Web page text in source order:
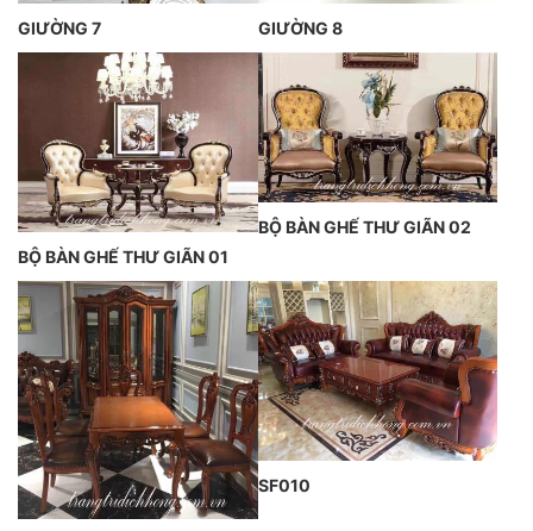
GIƯỜNG 7 GIƯỜNG 8
BỘ BÀN GHẾ THƯ GIÃN 01
BỘ BÀN GHẾ THƯ GIÃN 02
SF010